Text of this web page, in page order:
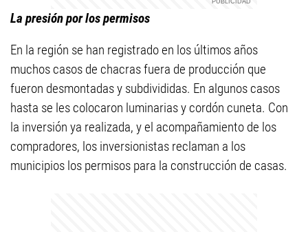
La presión por los permisos
En la región se han registrado en los últimos años
muchos casos de chacras fuera de producción que
fueron desmontadas y subdivididas. En algunos casos
hasta se les colocaron luminarias y cordón cuneta. Con
la inversión ya realizada, y el acompañamiento de los
compradores, los inversionistas reclaman a los
municipios los permisos para la construcción de casas.